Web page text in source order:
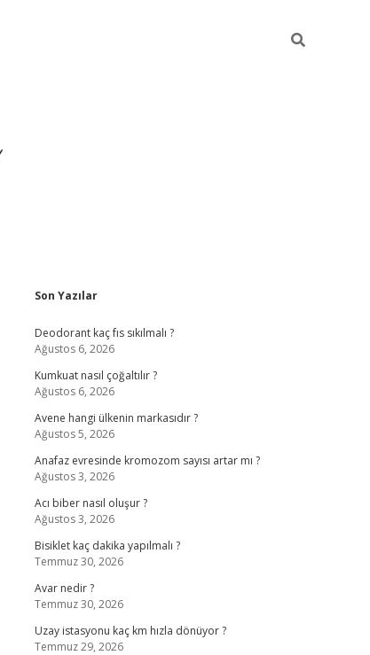
Sidebar
Son Yazılar
Deodorant kaç fıs sıkılmalı ?
Ağustos 6, 2026
Kumkuat nasıl çoğaltılır ?
Ağustos 6, 2026
Avene hangi ülkenin markasıdır ?
Ağustos 5, 2026
Anafaz evresinde kromozom sayısı artar mı ?
Ağustos 3, 2026
Acı biber nasıl oluşur ?
Ağustos 3, 2026
Bisiklet kaç dakika yapılmalı ?
Temmuz 30, 2026
Avar nedir ?
Temmuz 30, 2026
Uzay istasyonu kaç km hızla dönüyor ?
Temmuz 29, 2026